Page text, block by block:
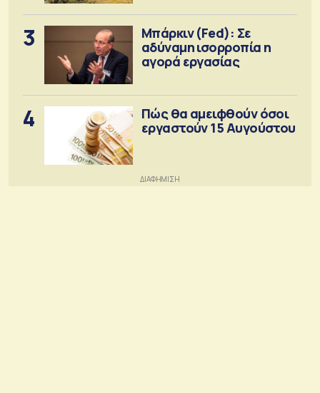
3
Μπάρκιν (Fed): Σε
αδύναμη ισορροπία η
αγορά εργασίας
4
Πώς θα αμειφθούν όσοι
εργαστούν 15 Αυγούστου